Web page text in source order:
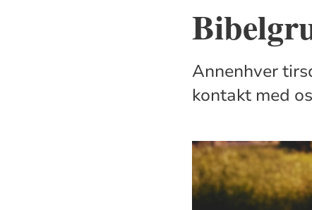
Annenhver
kontakt med